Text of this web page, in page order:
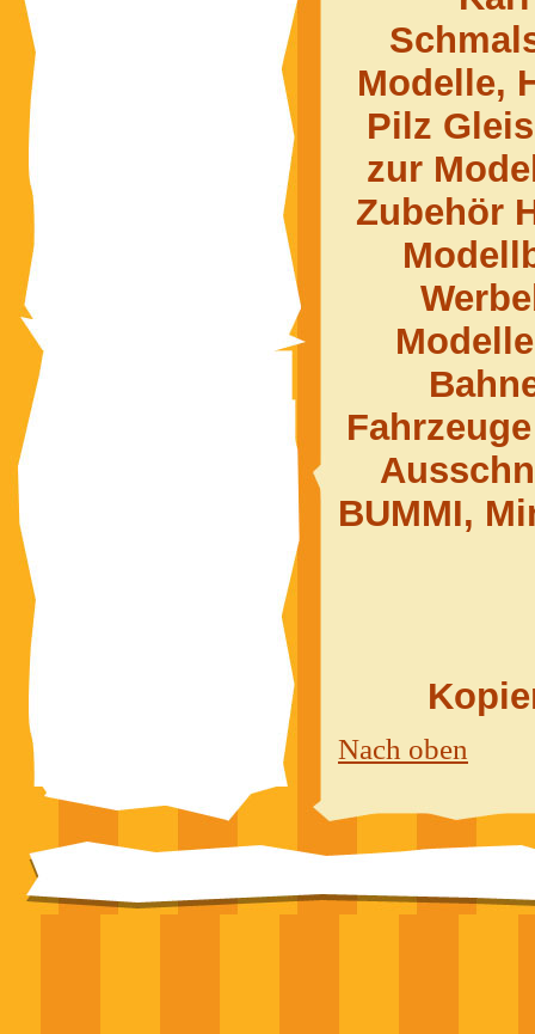
Modelle,
Pilz
zur
Zubehör
BUMMI,
Nach oben